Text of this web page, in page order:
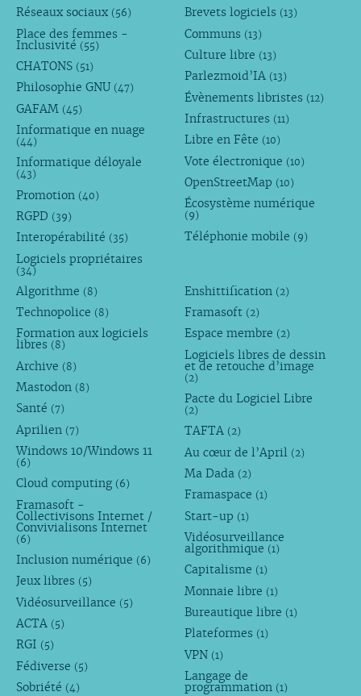
Réseaux sociaux (56)
Place des femmes -
Inclusivité (55)
CHATONS (51)
Philosophie GNU (47)
GAFAM (45)
Informatique en nuage
(44)
Informatique déloyale
(43)
Promotion (40)
RGPD (39)
Interopérabilité (35)
Logiciels propriétaires
(34)
Brevets logiciels (13)
Communs (13)
Culture libre (13)
Parlezmoid’IA (13)
Évènements libristes (12)
Infrastructures (11)
Libre en Fête (10)
Vote électronique (10)
OpenStreetMap (10)
Écosystème numérique
(9)
Téléphonie mobile (9)
Algorithme (8)
Technopolice (8)
Formation aux logiciels
libres (8)
Archive (8)
Mastodon (8)
Santé (7)
Aprilien (7)
Windows 10/Windows 11
(6)
Cloud computing (6)
Framasoft -
Collectivisons Internet /
Convivialisons Internet
(6)
Inclusion numérique (6)
Jeux libres (5)
Vidéosurveillance (5)
ACTA (5)
RGI (5)
Fédiverse (5)
Sobriété (4)
Enshittification (2)
Framasoft (2)
Espace membre (2)
Logiciels libres de dessin
et de retouche d’image
(2)
Pacte du Logiciel Libre
(2)
TAFTA (2)
Au cœur de l’April (2)
Ma Dada (2)
Framaspace (1)
Start-up (1)
Vidéosurveillance
algorithmique (1)
Capitalisme (1)
Monnaie libre (1)
Bureautique libre (1)
Plateformes (1)
VPN (1)
Langage de
programmation (1)